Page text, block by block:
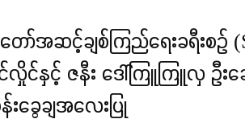
အဆင့်ချစ်ကြည်ရေးခရီးစဉ်
ာင်လှိုင်နှင့် ဇနီး ဒေါ်ကြူကြူလှ
ေချအလေးပြု